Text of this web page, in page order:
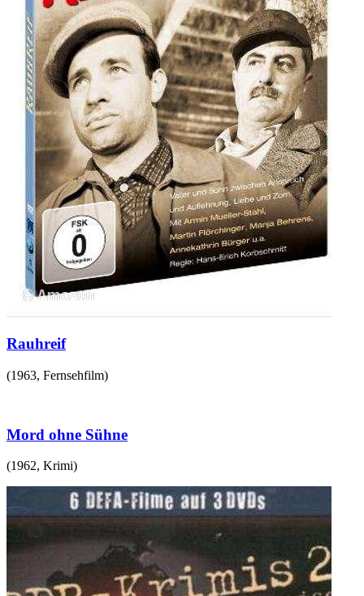
Rauhreif
(1963, Fernsehfilm)
Mord ohne Sühne
(1962, Krimi)